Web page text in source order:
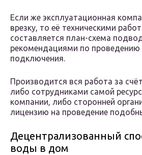
Если же эксплуатационная
врезку, то её техническими
составляется план-схема
рекомендациями по
подключения.
Производится вся работа за
либо сотрудниками самой
компании, либо сторонней
лицензию на проведение
Децентрализованный
воды в дом